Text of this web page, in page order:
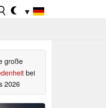
▼
große
bei
2026